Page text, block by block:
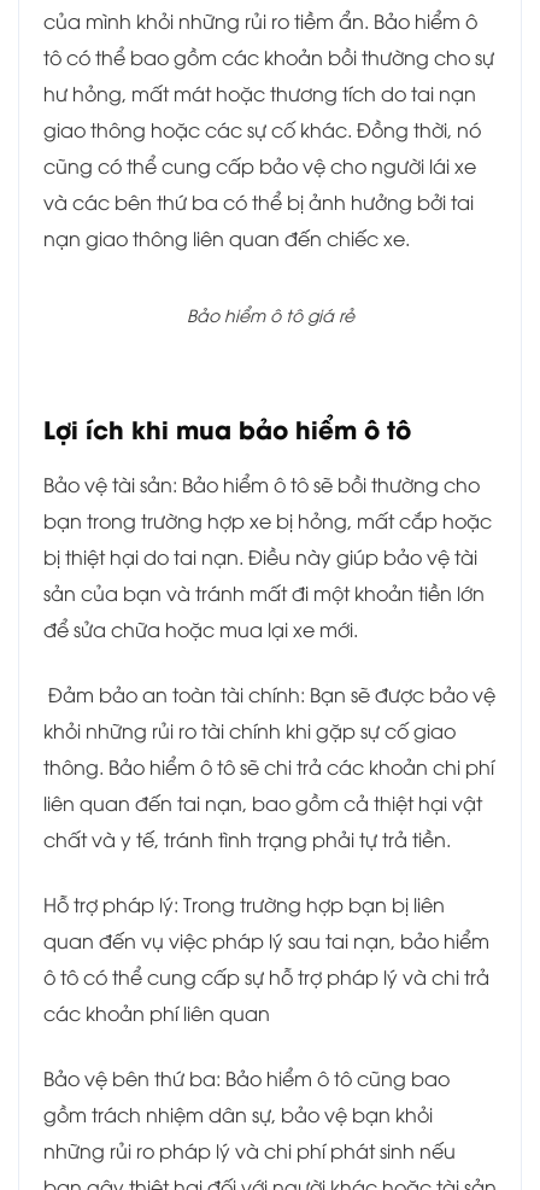
của mình khỏi những rủi ro tiềm ẩn. Bảo hiểm ô
tô có thể bao gồm các khoản bồi thường cho sự
hư hỏng, mất mát hoặc thương tích do tai nạn
giao thông hoặc các sự cố khác. Đồng thời, nó
cũng có thể cung cấp bảo vệ cho người lái xe
và các bên thứ ba có thể bị ảnh hưởng bởi tai
nạn giao thông liên quan đến chiếc xe.
Bảo hiểm ô tô giá rẻ
Lợi ích khi mua bảo hiểm ô tô
Bảo vệ tài sản: Bảo hiểm ô tô sẽ bồi thường cho
bạn trong trường hợp xe bị hỏng, mất cắp hoặc
bị thiệt hại do tai nạn. Điều này giúp bảo vệ tài
sản của bạn và tránh mất đi một khoản tiền lớn
để sửa chữa hoặc mua lại xe mới.
Đảm bảo an toàn tài chính: Bạn sẽ được bảo vệ
khỏi những rủi ro tài chính khi gặp sự cố giao
thông. Bảo hiểm ô tô sẽ chi trả các khoản chi phí
liên quan đến tai nạn, bao gồm cả thiệt hại vật
chất và y tế, tránh tình trạng phải tự trả tiền.
Hỗ trợ pháp lý: Trong trường hợp bạn bị liên
quan đến vụ việc pháp lý sau tai nạn, bảo hiểm
ô tô có thể cung cấp sự hỗ trợ pháp lý và chi trả
các khoản phí liên quan
Bảo vệ bên thứ ba: Bảo hiểm ô tô cũng bao
gồm trách nhiệm dân sự, bảo vệ bạn khỏi
những rủi ro pháp lý và chi phí phát sinh nếu